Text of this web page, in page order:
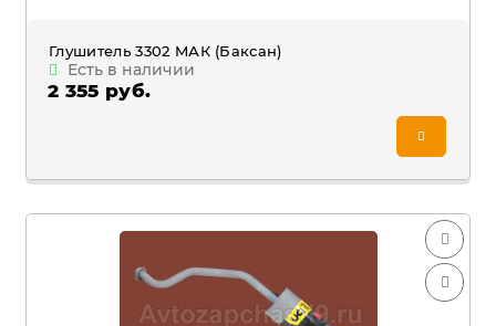
Глушитель 3302 MАК (Баксан)
Есть в наличии
2 355 руб.